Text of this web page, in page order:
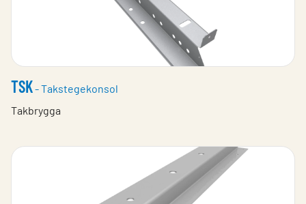
TSK- Takstegekonsol
Takbrygga